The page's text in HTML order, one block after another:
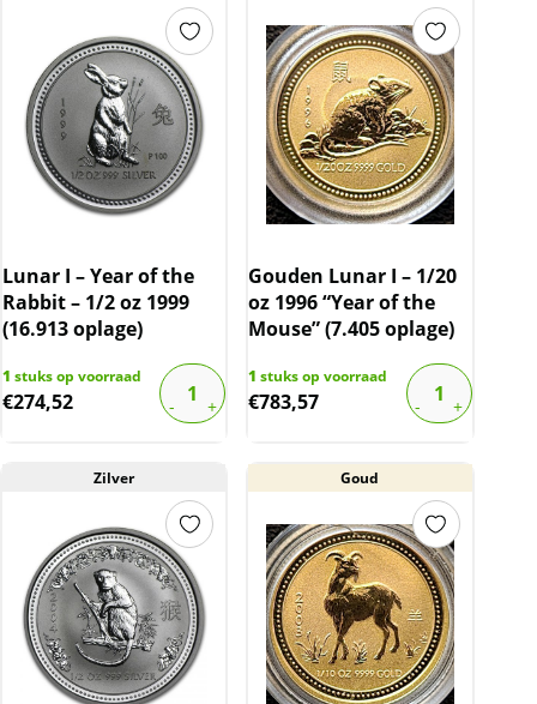
Lunar I – Year of the
Rabbit – 1/2 oz 1999
(16.913 oplage)
1 stuks op voorraad
€274,52
Gouden Lunar I – 1/20
oz 1996 “Year of the
Mouse” (7.405 oplage)
1 stuks op voorraad
€783,57
Zilver Goud